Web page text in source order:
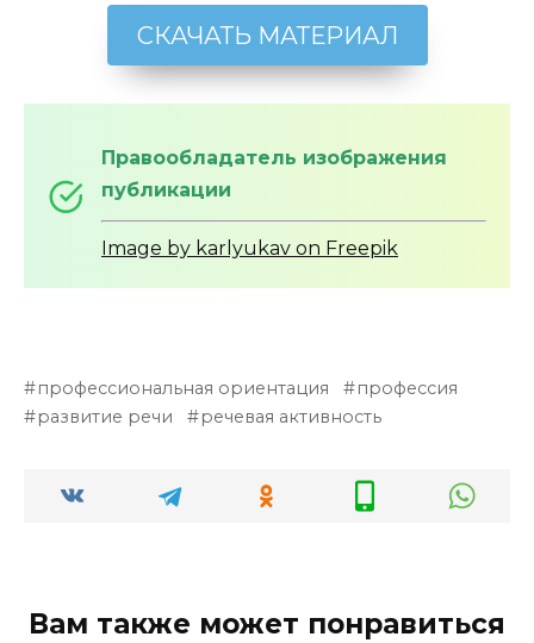
СКАЧАТЬ МАТЕРИАЛ
Правообладатель изображения
публикации
Image by karlyukav on Freepik
профессиональная ориентация
профессия
развитие речи
речевая активность
Вам также может понравиться